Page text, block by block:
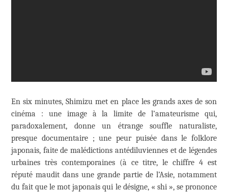
En six minutes, Shimizu met en place les grands axes de son
cinéma : une image à la limite de l’amateurisme qui,
paradoxalement, donne un étrange souffle naturaliste,
presque documentaire ; une peur puisée dans le folklore
japonais, faite de malédictions antédiluviennes et de légendes
urbaines très contemporaines (à ce titre, le chiffre 4 est
réputé maudit dans une grande partie de l’Asie, notamment
du fait que le mot japonais qui le désigne, « shi », se prononce